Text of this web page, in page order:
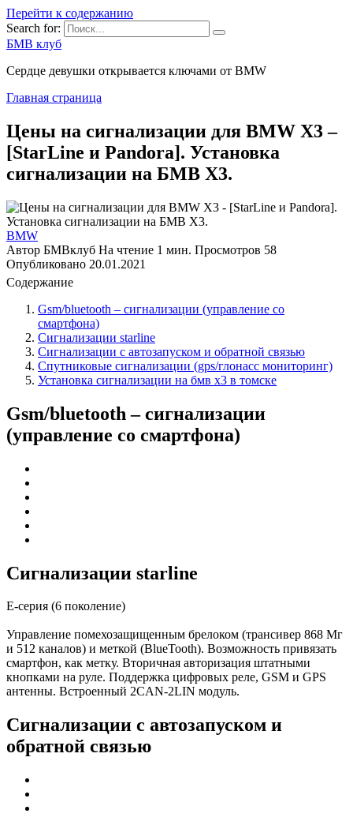
Перейти к содержанию
Search for:
БМВ клуб
Сердце девушки открывается ключами от BMW
Главная страница
Цены на сигнализации для BMW X3 –
[StarLine и Pandora]. Установка
сигнализации на БМВ X3.
BMW
Автор БМВклуб На чтение 1 мин. Просмотров 58
Опубликовано 20.01.2021
Содержание
Gsm/bluetooth – сигнализации (управление со
смартфона)
Сигнализации starline
Сигнализации с автозапуском и обратной связью
Спутниковые сигнализации (gps/глонасс мониторинг)
Установка сигнализации на бмв x3 в томске
Gsm/bluetooth – сигнализации
(управление со смартфона)
Сигнализации starline
E-серия (6 поколение)
Управление помехозащищенным брелоком (трансивер 868 Мг
и 512 каналов) и меткой (BlueTooth). Возможность привязать
смартфон, как метку. Вторичная авторизация штатными
кнопками на руле. Поддержка цифровых реле, GSM и GPS
антенны. Встроенный 2CAN-2LIN модуль.
Сигнализации с автозапуском и
обратной связью